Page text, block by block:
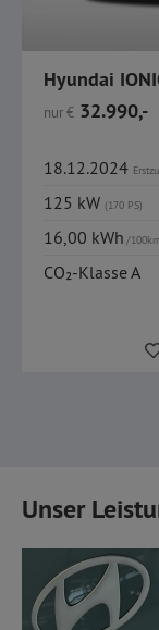
nur€ 32.990,-
18.12.2024
125 kW (170 PS)
16,00 kWh/
CO₂-Klasse A
Unser